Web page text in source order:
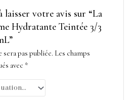
laisser votre avis sur “La
Hydratante Teintée 3/3
pas publiée. Les champs
avec *